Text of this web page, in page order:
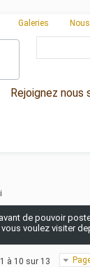
Galeries
Rejoignez nous
de pouvoir
voulez visiter
à 10 sur 13